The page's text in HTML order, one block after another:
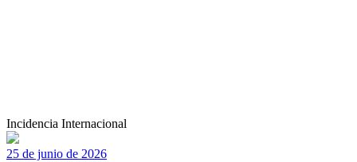
Incidencia Internacional
25 de junio de 2026